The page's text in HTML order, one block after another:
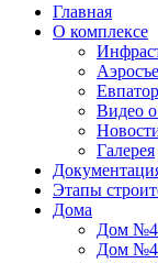
Главная
О комплексе
Видео
Галерея
Этапы
Дома
Дом
Дом